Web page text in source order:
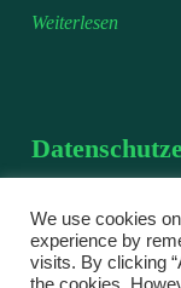
Weiterlesen
Rahmen einer
Kontaktaufnahme
We use cookies
experience by
visits. By clicking